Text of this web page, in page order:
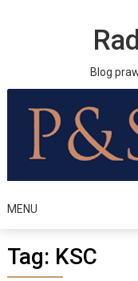
Blog
MENU
Tag: KSC